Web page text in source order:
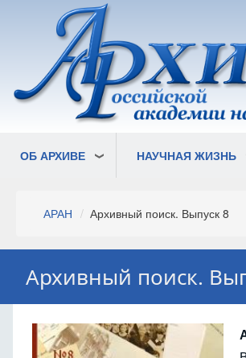
основному
содержанию
ОБ АРХИВЕ НАУЧНАЯ ЖИЗНЬ
Строка
АРАН Архивный поиск. Выпуск 8
Архивный поиск.